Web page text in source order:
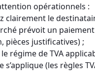
opérationnels :
clairement le
prévoit un
pièces justificatives) ;
régime de TVA
s’applique (les règles